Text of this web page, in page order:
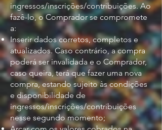
ingressos/inscrições/contribuições. Ao
fazê-lo, o Comprador se compromete
a:
Inserir dados corretos, completos e
atualizados. Caso contrário, a compra
poderá ser invalidada e o Comprador,
caso queira, terá que fazer uma nova
compra, estando sujeito às condições
e disponibilidade de
ingressos/inscrições/contribuições
nesse segundo momento;